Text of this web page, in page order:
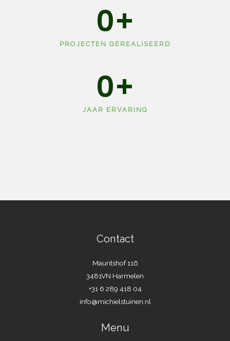
PROJECTEN GEREALISEERD
0+
JAAR ERVARING
0+
Contact
Mauritshof 116
3481VN Harmelen
+31 6 289 418 04
info@michielstuinen.nl
Menu